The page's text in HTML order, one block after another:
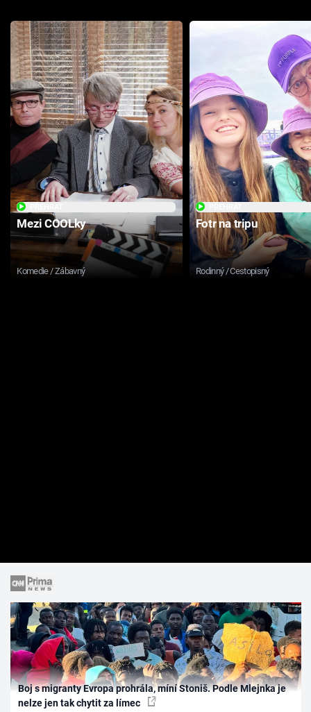
Mezi COOLky
Komedie / Zábavný
Fotr na tripu
Rodinný / Cestopisný
Boj s migranty Evropa prohrála, míní Stoniš. Podle Mlejnka je
nelze jen tak chytit za límec